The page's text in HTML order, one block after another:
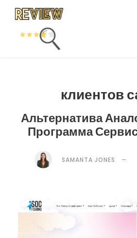
клиентов
Альтернатива
Программа
SAMANTA JONES